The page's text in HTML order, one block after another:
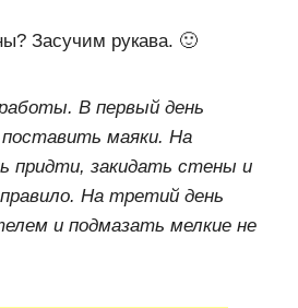
Засучим рукава. 🙂
В первый день
маяки. На
придти, закидать стены и
На третий день
и подмазать мелкие не